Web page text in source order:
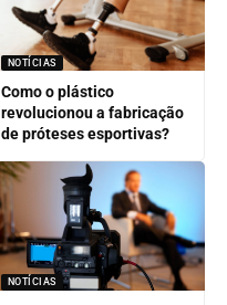
NOTÍCIAS
Como o plástico
revolucionou a fabricação
de próteses esportivas?
NOTÍCIAS